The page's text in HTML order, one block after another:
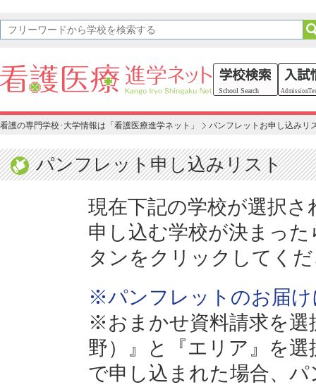
看護の専門学校･大学情報は「看護医療進学ネット」 パンフレットお申し込みリ
パンフレット申し込みリスト
現在下記の学校が選択さ
申し込む学校が決まっ
タンをクリックしてく
※パンフレットのお届け
※おまかせ資料請求を選
野）』と『エリア』を
で申し込まれた場合、